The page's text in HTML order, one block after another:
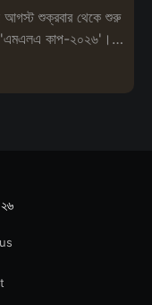
আগস্ট শুক্রবার থেকে শুরু
'এমএলএ কাপ-২০২৬'।